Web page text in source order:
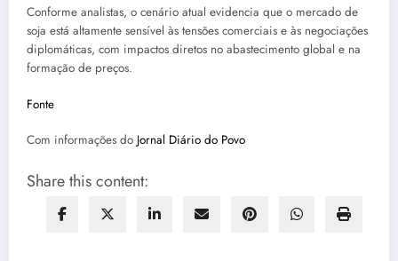
Conforme analistas, o cenário atual evidencia que o mercado de
soja está altamente sensível às tensões comerciais e às negociações
diplomáticas, com impactos diretos no abastecimento global e na
formação de preços.
Fonte
Com informações do Jornal Diário do Povo
Share this content: